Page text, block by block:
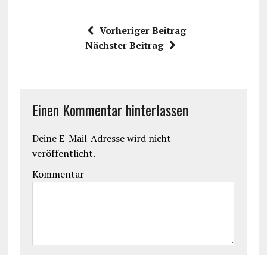
Vorheriger Beitrag
Nächster Beitrag
Einen Kommentar hinterlassen
Deine E-Mail-Adresse wird nicht
veröffentlicht.
Kommentar